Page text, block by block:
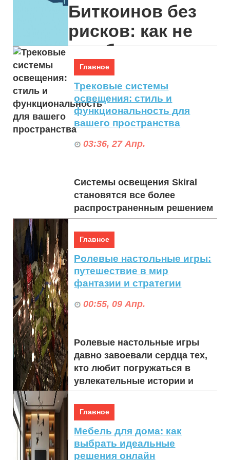
Биткоинов без
рисков: как не
ошибиться с
выбором
Обменник Биткоинов:
надёжные способы кон...
Главное
Трековые системы
освещения: стиль и
функциональность для
вашего пространства
03:36, 27 Апр.
Системы освещения Skiral
становятся все более
распространенным решением
для создания современного и
функционального дизайна
интерьера. Мы рекомен...
Главное
Ролевые настольные игры:
путешествие в мир
фантазии и стратегии
00:55, 09 Апр.
Ролевые настольные игры
давно завоевали сердца тех,
кто любит погружаться в
увлекательные истории и
испытывать свои навыки. Это
не просто развлеч...
Главное
Мебель для дома: как
выбрать идеальные
решения онлайн